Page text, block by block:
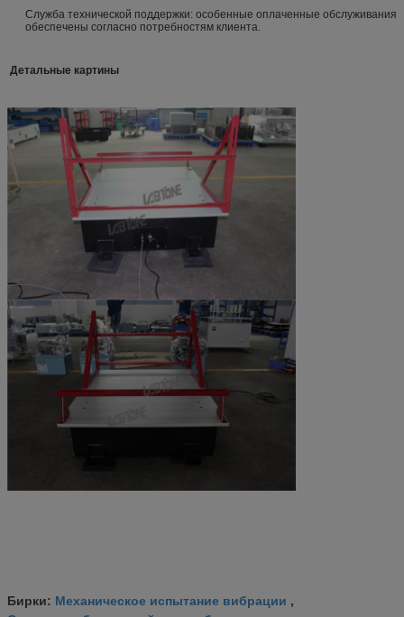
Служба технической поддержки: особенные оплаченные обслуживания
обеспечены согласно потребностям клиента.
Детальные картины
Бирки: Механическое испытание вибрации ,